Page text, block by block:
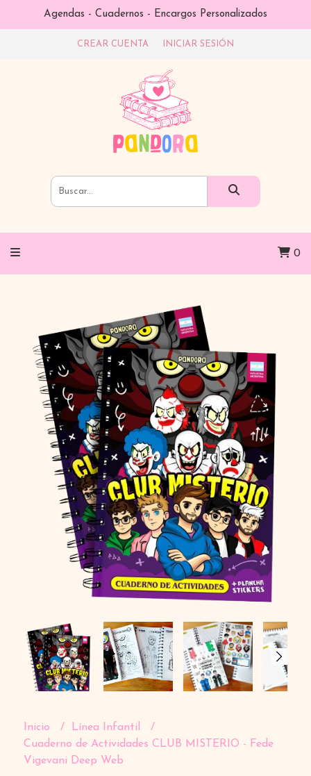
Agendas - Cuadernos - Encargos Personalizados
CREAR CUENTA INICIAR SESIÓN
0
Inicio
Línea Infantil
Cuaderno de Actividades CLUB MISTERIO - Fede
Vigevani Deep Web